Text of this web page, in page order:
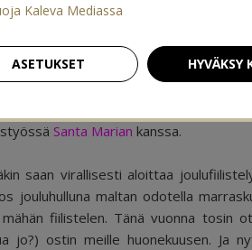
Gift-in-a-jar
Santa Marian kanssa.
saan virallisesti aloittaa
jouluhulluna maltan odotella
fiilistelen. Tänä vuonna tosin
jo?) ostin meille huonekuusen. Ja
Kaleva Mediassa
ASETUKSET HYVÄKSY